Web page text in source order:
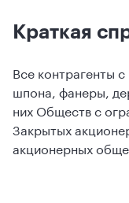
Краткая
Все контрагенты
шпона, фанеры,
них Обществ с
Закрытых
акционерных